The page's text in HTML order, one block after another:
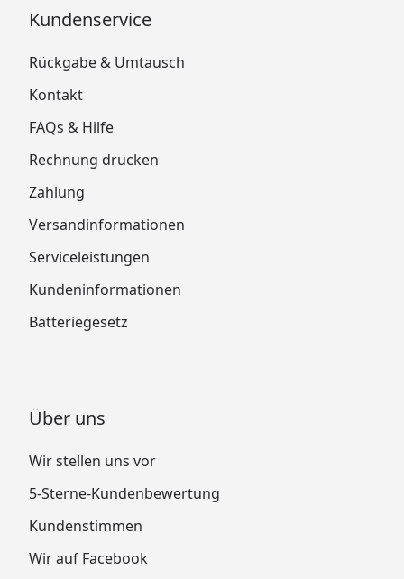
Kundenservice
Rückgabe & Umtausch
Kontakt
FAQs & Hilfe
Rechnung drucken
Zahlung
Versandinformationen
Serviceleistungen
Kundeninformationen
Batteriegesetz
Über uns
Wir stellen uns vor
5-Sterne-Kundenbewertung
Kundenstimmen
Wir auf Facebook